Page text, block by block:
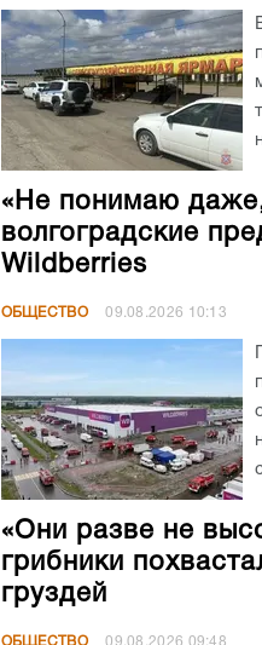
«Не понимаю
волгоградские
Wildberries
ОБЩЕСТВО 09.08.2026 10:13
«Они разве не
грибники
груздей
ОБЩЕСТВО 09.08.2026 09:48